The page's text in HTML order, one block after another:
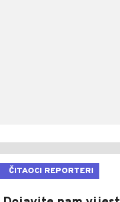
ČITAOCI REPORTERI